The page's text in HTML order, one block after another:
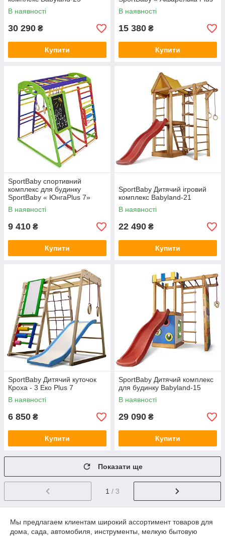
В наявності
30 290 ₴
Купити
5»
В наявності
15 380 ₴
Купити
SportBaby спортивний
комплекс для будинку
SportBaby « ЮнгаPlus 7»
В наявності
9 410 ₴
Купити
SportBaby Дитячий ігровий
комплекс Babyland-21
В наявності
22 490 ₴
Купити
SportBaby Дитячий куточок
Кроха - 3 Еко Plus 7
В наявності
6 850 ₴
Купити
SportBaby Дитячий комплекс
для будинку Babyland-15
В наявності
29 090 ₴
Купити
Показати ще
1 / 3
Мы предлагаем клиентам широкий ассортимент товаров для
дома, сада, автомобиля, инструменты, мелкую бытовую